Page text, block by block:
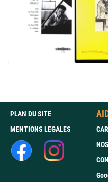
PLAN DU SITE
MENTIONS LEGALES